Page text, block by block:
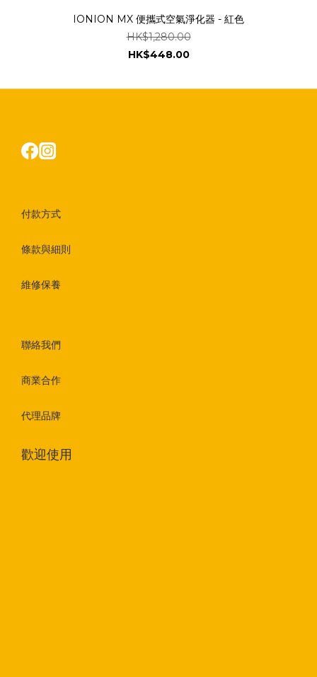
IONION MX 便攜式空氣淨化器 - 紅色
HK$1,280.00
HK$448.00
付款方式
條款與細則
維修保養
聯絡我們
商業合作
代理品牌
歡迎使用